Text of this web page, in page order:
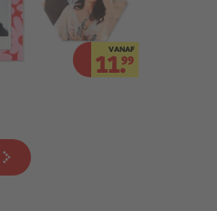
VANAF
11.99